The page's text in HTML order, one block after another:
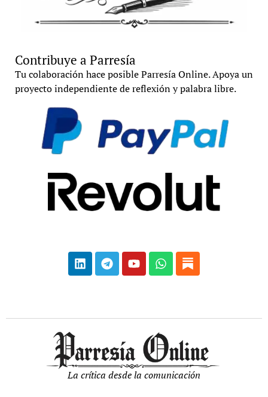
Contribuye a Parresía
Tu colaboración hace posible Parresía Online. Apoya un
proyecto independiente de reflexión y palabra libre.
La crítica desde la comunicación